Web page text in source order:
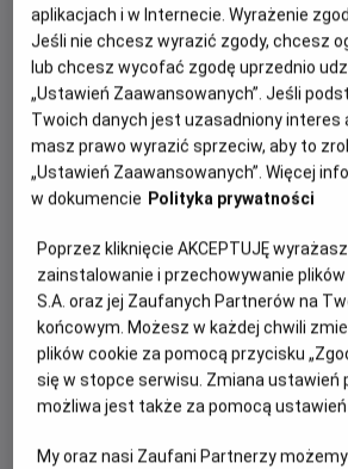
PREMIERA
28 sierpnia 2026
REŻYSERIA
Ridley Scott Mark L.
OBSADA
Margaret Qualley, Jacob Elordi
WIĘCEJ
GODZINY SEANSÓW
PIĄTEK, 28 SIERPNIA 2026
28
SIERPNIA
2026
18:30
2D, napisy
POKAŻ KOLEJNE
OPIS FILMU
aplikacjach i w Internecie. Wyrażenie
Jeśli nie chcesz wyrazić zgody, chcesz
lub chcesz wycofać zgodę uprzednio
„Ustawień Zaawansowanych”. Jeśli
Twoich danych jest uzasadniony interes
masz prawo wyrazić sprzeciw, aby to
„Ustawień Zaawansowanych”. Więcej
w dokumencie Polityka prywatności
Poprzez kliknięcie AKCEPTUJĘ
zainstalowanie i przechowywanie
S.A. oraz jej Zaufanych Partnerów na
końcowym. Możesz w każdej chwili
plików cookie za pomocą przycisku
się w stopce serwisu. Zmiana ustawień
możliwa jest także za pomocą ustawień
My oraz nasi Zaufani Partnerzy